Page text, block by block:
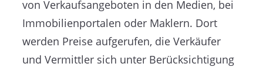
von Verkaufsangeboten in den Medien, bei
Immobilienportalen oder Maklern. Dort
werden Preise aufgerufen, die Verkäufer
und Vermittler sich unter Berücksichtigung